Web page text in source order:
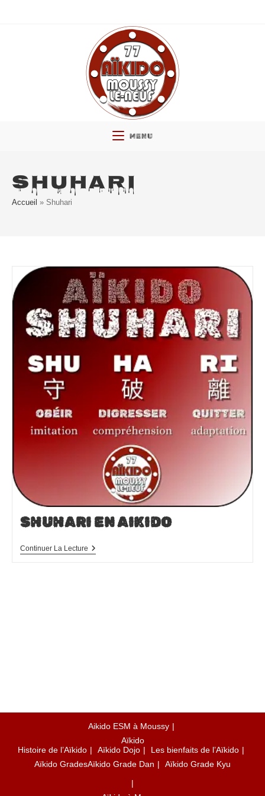
MENU
SHUHARI
Accueil » Shuhari
SHUHARI EN AIKIDO
Continuer La LectureShuhari
Aikido ESM à Moussy
Aïkido
Histoire de l’Aïkido
Aïkido Dojo
Les bienfaits de l’Aïkido
Aïkido GradesAïkido Grade Dan Aïkido Grade Kyu